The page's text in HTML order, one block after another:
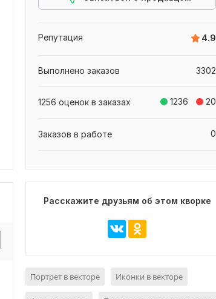
4.9
Репутация
3302
Выполнено заказов
1236 20
1256 оценок в заказах
0
Заказов в работе
Расскажите друзьям об этом кворке
Портрет в векторе Иконки в векторе